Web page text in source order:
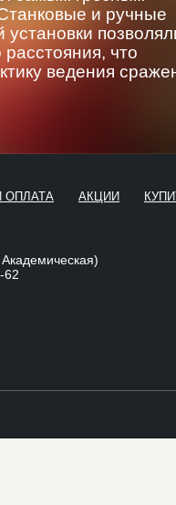
и ручные
установки
что
ведения
ОПЛАТА АКЦИИ
62